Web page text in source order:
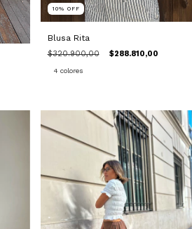
10% OFF
Blusa Rita
$320.900,00 $288.810,00
4 colores